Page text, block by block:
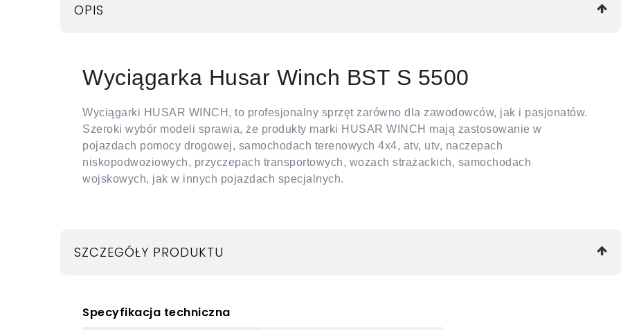
OPIS
Wyciągarka Husar Winch BST S 5500
Wyciągarki HUSAR WINCH, to profesjonalny sprzęt zarówno dla zawodowców, jak i pasjonatów.
Szeroki wybór modeli sprawia, że produkty marki HUSAR WINCH mają zastosowanie w
pojazdach pomocy drogowej, samochodach terenowych 4x4, atv, utv, naczepach
niskopodwoziowych, przyczepach transportowych, wozach strażackich, samochodach
wojskowych, jak w innych pojazdach specjalnych.
SZCZEGÓŁY PRODUKTU
Specyfikacja techniczna